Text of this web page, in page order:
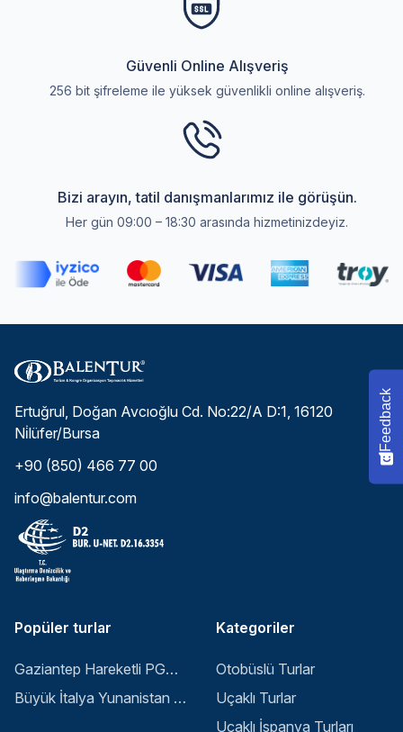
Güvenli Online Alışveriş
256 bit şifreleme ile yüksek güvenlikli online alışveriş.
Bizi arayın, tatil danışmanlarımız ile görüşün.
Her gün 09:00 – 18:30 arasında hizmetinizdeyiz.
Ertuğrul, Doğan Avcıoğlu Cd. No:22/A D:1, 16120
Ni̇lüfer/Bursa
+90 (850) 466 77 00
info@balentur.com
Popüler turlar
Gaziantep Hareketli PGS ile Buyuk Balkan 6 Gece 8 Gun Vizesiz SKP-SKP
Büyük İtalya Yunanistan Balkan Turu - İstanbul
Kategoriler
Otobüslü Turlar
Uçaklı Turlar
Uçaklı İspanya Turları
Feedback